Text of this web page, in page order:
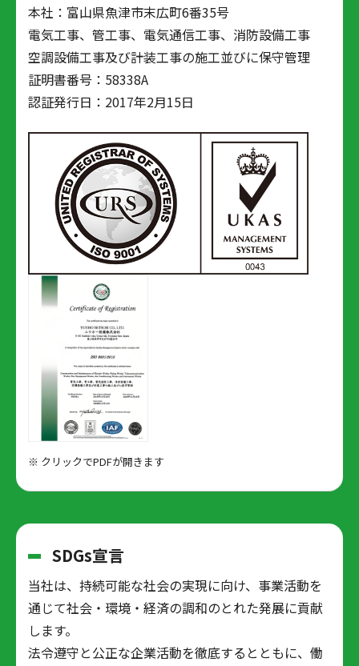
本社：富山県魚津市末広町6番35号
電気工事、管工事、電気通信工事、消防設備工事
空調設備工事及び計装工事の施工並びに保守管理
証明書番号：58338A
認証発行日：2017年2月15日
※ クリックでPDFが開きます
SDGs宣言
当社は、持続可能な社会の実現に向け、事業活動を
通じて社会・環境・経済の調和のとれた発展に貢献
します。
法令遵守と公正な企業活動を徹底するとともに、働